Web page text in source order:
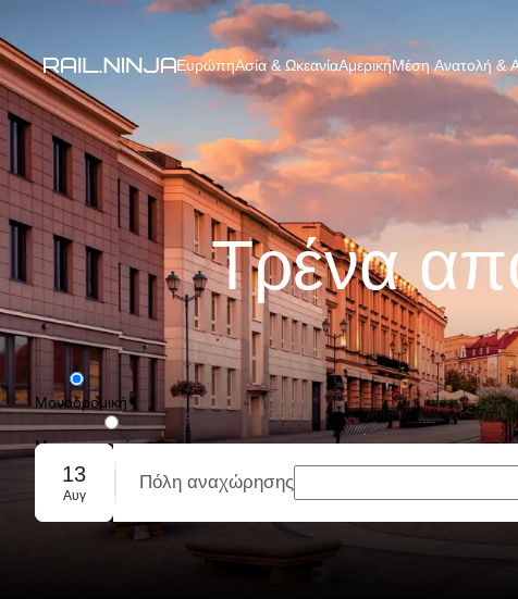
ΕυρώπηΑσία & ΩκεανίαΑμερικήΜέση Ανατολή &
Τρένα
Μονοδρομική
Με επιστροφή
Ομαδική κράτηση
13
Αυγ
Πόλη αναχώρησης